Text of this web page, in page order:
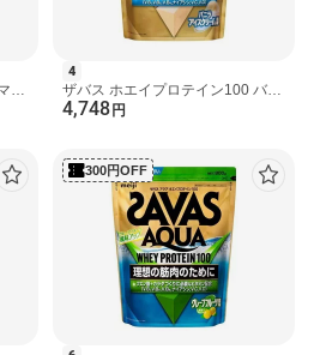
方は原材料等をご確認のうえ、ご使
身体に合わないことがあります。そ
や専門家にご相談ください。
切るなどのケガをしないようご注意
液がふき出し、やけどの原因になり
入らないようチャックをしっかりと
場所を避けて保管し、なるべく早め
入れないでください。プロテインが
ることがあります。これは原材料の
ん。
ル
ョ
4
ザバス ホエイプロテイン100 バニ
ラアイスクリーム風味 980g 【ザ
4,748 円
300円OFF